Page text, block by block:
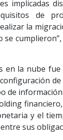
implicadas
de
la
en la nube
de
y el
sus